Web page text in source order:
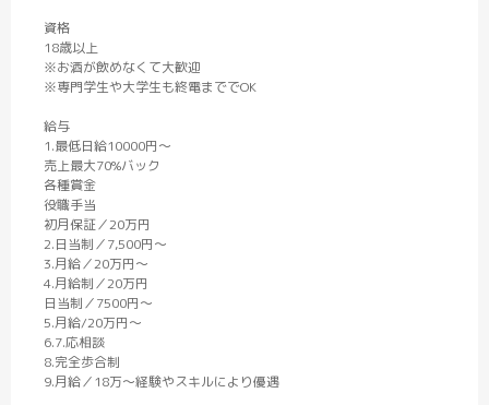
資格
18歳以上
※お酒が飲めなくて大歓迎
※専門学生や大学生も終電まででOK
給与
1.最低日給10000円～
売上最大70%バック
各種賞金
役職手当
初月保証／20万円
2.日当制／7,500円～
3.月給／20万円～
4.月給制／20万円
日当制／7500円～
5.月給/20万円～
6.7.応相談
8.完全歩合制
9.月給／18万～経験やスキルにより優遇